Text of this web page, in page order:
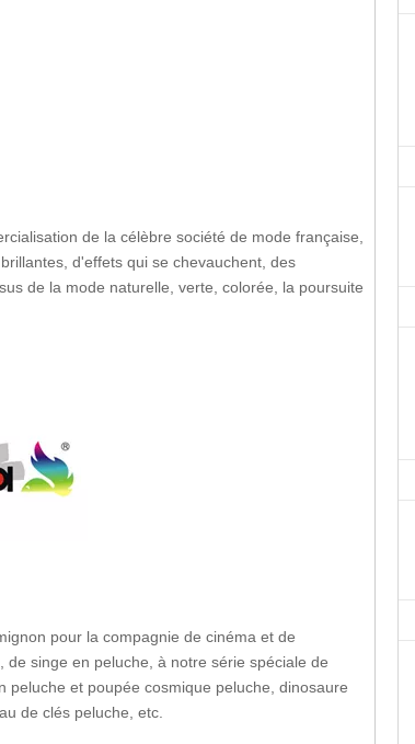
de la célèbre société de mode française,
d'effets qui se chevauchent, des
de la mode naturelle, verte, colorée, la poursuite
pour la compagnie de cinéma et de
singe en peluche, à notre série spéciale de
et poupée cosmique peluche, dinosaure
de clés peluche, etc.